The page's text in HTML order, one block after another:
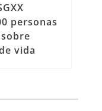
personas
vida